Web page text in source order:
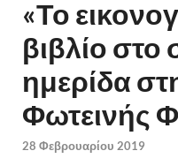
«Το
βιβλίο στο
ημερίδα
Φωτεινής
28 Φεβρουαρίου 2019